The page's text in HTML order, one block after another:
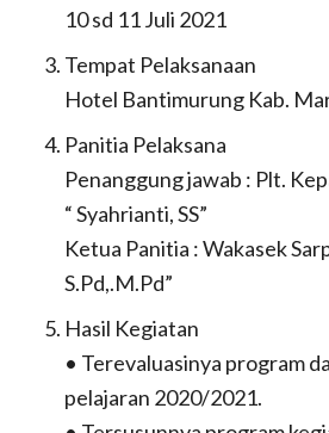
10 sd 11 Juli 2021
Tempat Pelaksanaan
Hotel Bantimurung Kab.
Panitia Pelaksana
Penanggung jawab : Plt.
“ Syahrianti, SS”
Ketua Panitia : Wakasek
S.Pd,.M.Pd”
Hasil Kegiatan
• Terevaluasinya program
pelajaran 2020/2021.